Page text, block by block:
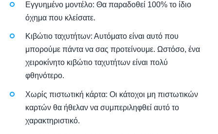
Εγγυημένο μοντέλο: Θα παραδοθεί 100% το ίδιο
όχημα που κλείσατε.
Κιβώτιο ταχυτήτων: Αυτόματο είναι αυτό που
μπορούμε πάντα να σας προτείνουμε. Ωστόσο, ένα
χειροκίνητο κιβώτιο ταχυτήτων είναι πολύ
φθηνότερο.
Χωρίς πιστωτική κάρτα: Οι κάτοχοι μη πιστωτικών
καρτών θα ήθελαν να συμπεριληφθεί αυτό το
χαρακτηριστικό.